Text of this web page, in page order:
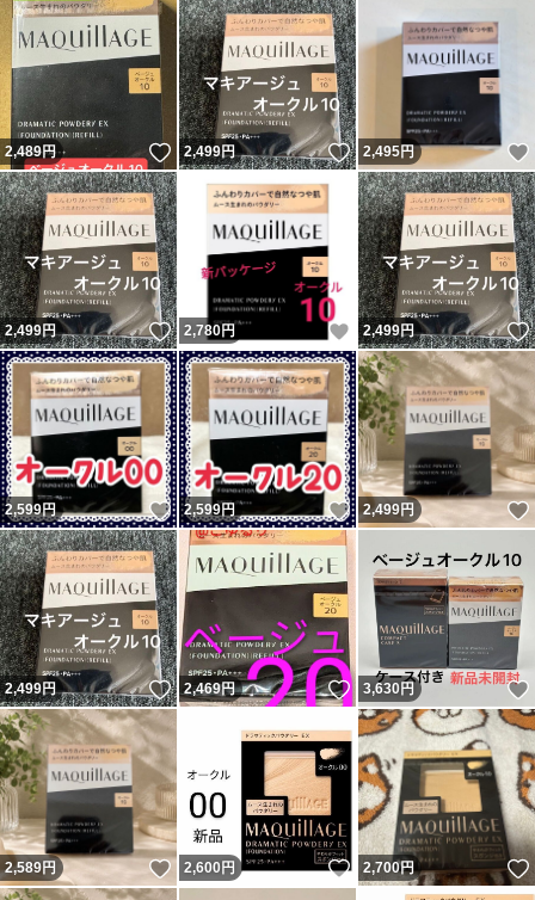
2,489円 いいね！
2,499円 いいね！
2,495円
2,499円 いいね！
2,780円 いいね！
2,499円
2,599円 いいね！
2,599円 いいね！
2,499円
2,499円 いいね！
2,469円 いいね！
3,630円
2,589円 いいね！
2,600 円 いいね！
2,700円